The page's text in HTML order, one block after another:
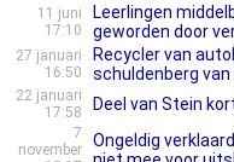
11 juni
17:10
Leerlingen
geworden door
27 januari
16:50
Recycler van
schuldenberg
22 januari
17:58
Deel van Stein
7
november
Ongeldig